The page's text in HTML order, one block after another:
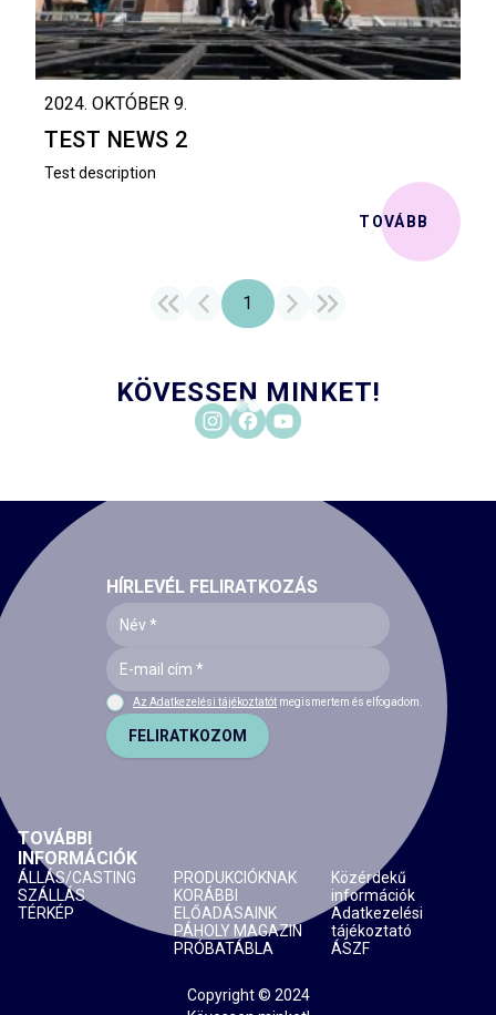
2024. OKTÓBER 9.
TEST NEWS 2
Test description
TOVÁBB
1
KÖVESSEN MINKET!
Copyright © 2024
TOVÁBBI
INFORMÁCIÓK
ÁLLÁS/CASTING
SZÁLLÁS
TÉRKÉP
PRODUKCIÓKNAK
KORÁBBI
ELŐADÁSAINK
PÁHOLY MAGAZIN
PRÓBATÁBLA
Közérdekű
információk
Adatkezelési
tájékoztató
ÁSZF
HÍRLEVÉL FELIRATKOZÁS
Az Adatkezelési tájékoztatót megismertem és elfogadom.
FELIRATKOZOM